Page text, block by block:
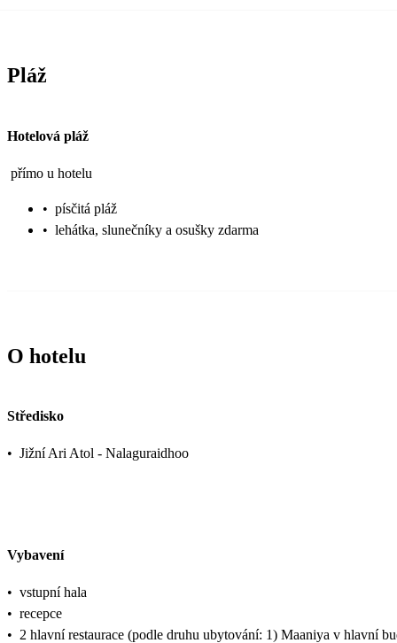
Pláž
Hotelová pláž
přímo u hotelu
• písčitá pláž
• lehátka, slunečníky a osušky zdarma
O hotelu
Středisko
• Jižní Ari Atol - Nalaguraidhoo
Vybavení
• vstupní hala
• recepce
• 2 hlavní restaurace (podle druhu ubytování: 1) Maaniya v hlavní